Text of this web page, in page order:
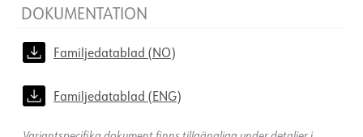
DOKUMENTATION
Familjedatablad (NO)
Familjedatablad (ENG)